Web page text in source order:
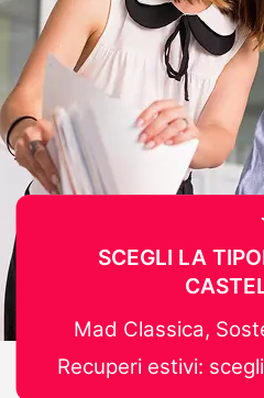
SCEGLI LA
Mad Classica,
Recuperi estivi: